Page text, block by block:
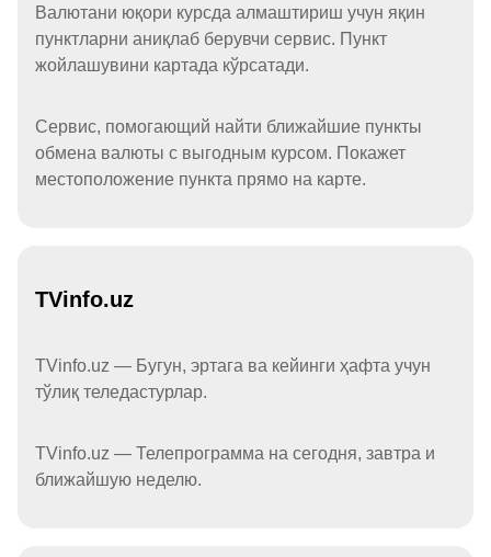
Валютани юқори курсда алмаштириш учун яқин
пунктларни аниқлаб берувчи сервис. Пункт
жойлашувини картада кўрсатади.
Сервис, помогающий найти ближайшие пункты
обмена валюты с выгодным курсом. Покажет
местоположение пункта прямо на карте.
TVinfo.uz
TVinfo.uz — Бугун, эртага ва кейинги ҳафта учун
тўлиқ теледастурлар.
TVinfo.uz — Телепрограмма на сегодня, завтра и
ближайшую неделю.